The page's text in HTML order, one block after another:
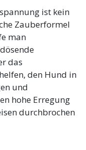
ist kein
Zauberformel
man
das
den Hund in
und
hohe Erregung
durchbrochen